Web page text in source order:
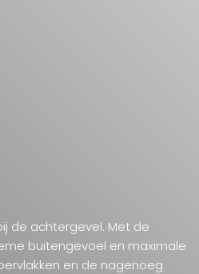
de achtergevel. Met de
buitengevoel en maximale
en de nagenoeg